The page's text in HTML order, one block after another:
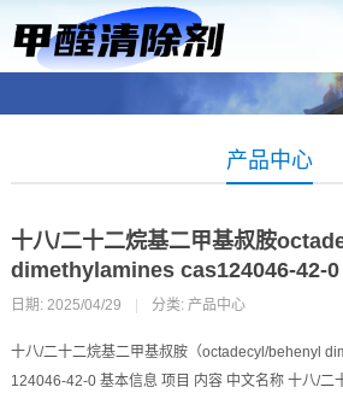
产品中心
十八/二十二烷基二甲基叔胺
dimethylamines cas124046-42-0
日期: 2025/04/29 分类: 产品中心
十八/二十二烷基二甲基叔胺（octadecyl/behenyl
124046-42-0 基本信息 项目 内容 中文名称 十八/二